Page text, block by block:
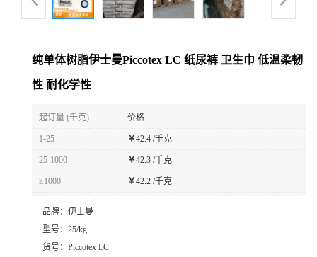
纯单体树脂伊士曼Piccotex LC 纸尿裤 卫生巾 低温柔韧
性 耐化学性
起订量 (千克) 价格
1-25 ￥42.4 /千克
25-1000 ￥42.3 /千克
≥1000 ￥42.2 /千克
品牌： 伊士曼
型号： 25/kg
货号： Piccotex LC